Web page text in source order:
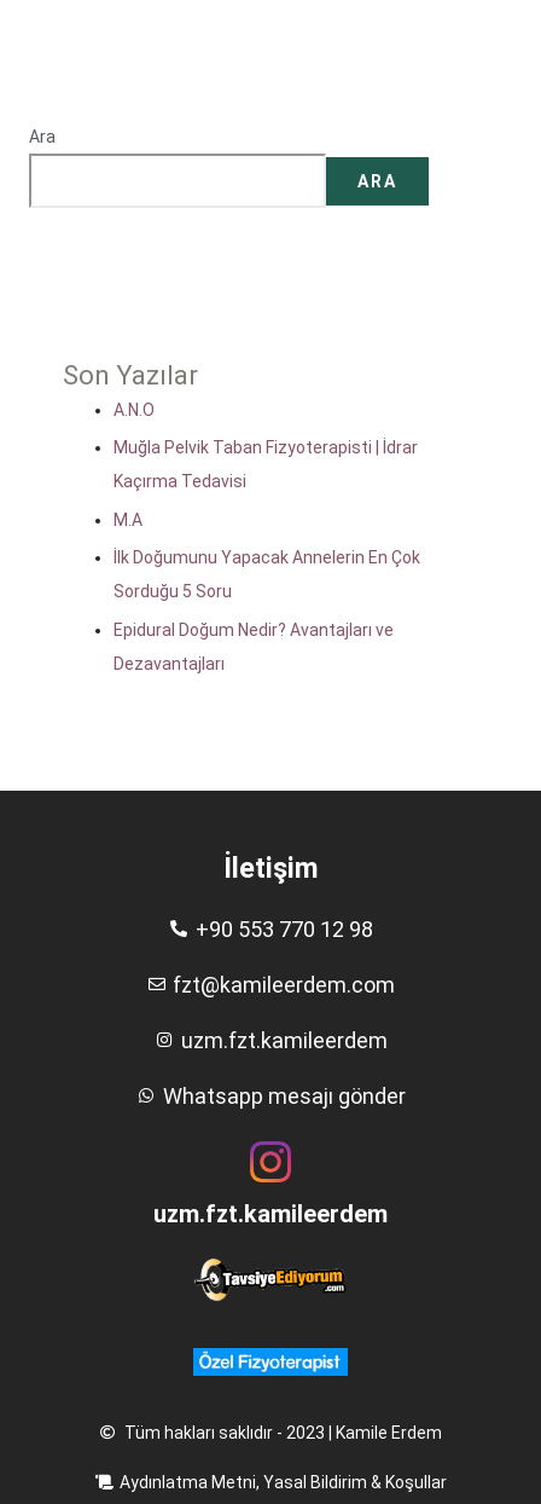
Ara
ARA
Son Yazılar
A.N.O
Muğla Pelvik Taban Fizyoterapisti | İdrar
Kaçırma Tedavisi
M.A
İlk Doğumunu Yapacak Annelerin En Çok
Sorduğu 5 Soru
Epidural Doğum Nedir? Avantajları ve
Dezavantajları
İletişim
+90 553 770 12 98
fzt@kamileerdem.com
uzm.fzt.kamileerdem
Whatsapp mesajı gönder
uzm.fzt.kamileerdem
Tüm hakları saklıdır - 2023 | Kamile Erdem
Aydınlatma Metni, Yasal Bildirim & Koşullar